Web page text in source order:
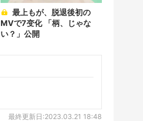
MVで7变化 「柄、じゃな
い？」公開
最終更新日:2023.03.21 18:48